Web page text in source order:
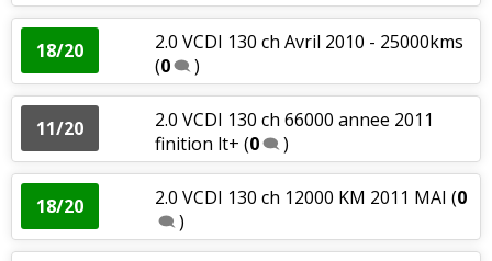
18/20
2.0 VCDI 130 ch Avril 2010 - 25000kms
(0 )
11/20
2.0 VCDI 130 ch 66000 annee 2011
finition lt+ (0 )
18/20 2.0 VCDI 130 ch 12000 KM 2011 MAI (0
)